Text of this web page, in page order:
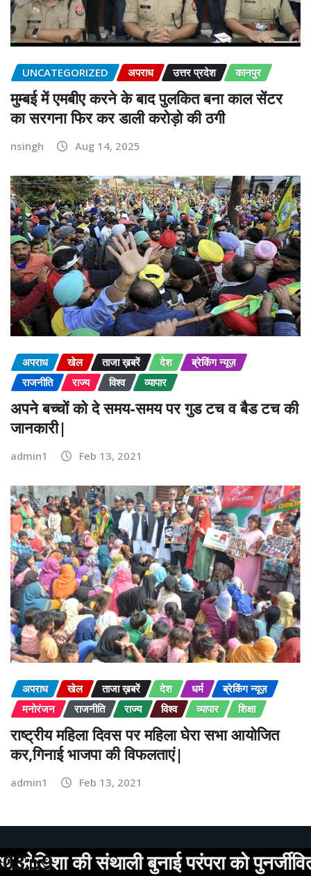
UNCATEGORIZED अपराध उत्तर प्रदेश कानपुर
मुम्बई में एमबीए करने के बाद पुलकित बना काल सेंटर
का सरगना फिर कर डाली करोड़ो की ठगी
nsingh Aug 14, 2025
अपराध खेल ताजा ख़बरें देश
ब्रेकिंग न्यूज़
राजनीति
राज्य विश्व व्यापार
अपने बच्चों को दे समय-समय पर गुड टच व बैड टच की
जानकारी|
admin1 Feb 13, 2021
अपराध खेल ताजा ख़बरें देश धर्म
ब्रेकिंग न्यूज़
मनोरंजन
राजनीति राज्य विश्व व्यापार शिक्षा
राष्ट्रीय महिला दिवस पर महिला घेरा सभा आयोजित
कर,गिनाई भाजपा की विफलताएं|
admin1 Feb 13, 2021
परंपरा को पुनर्जीवित किया
03:59